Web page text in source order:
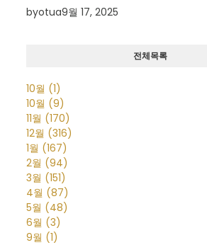
byotua9월 17, 2025
전체목록
10월 (1)
10월 (9)
11월 (170)
12월 (316)
1월 (167)
2월 (94)
3월 (151)
4월 (87)
5월 (48)
6월 (3)
9월 (1)